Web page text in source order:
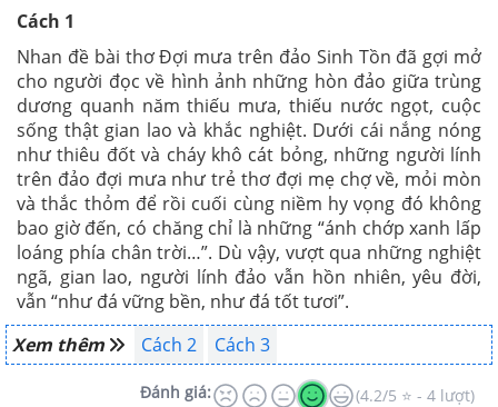
Cách 1
Nhan đề bài thơ Đợi mưa trên đảo Sinh Tồn đã gợi mở
cho người đọc về hình ảnh những hòn đảo giữa trùng
dương quanh năm thiếu mưa, thiếu nước ngọt, cuộc
sống thật gian lao và khắc nghiệt. Dưới cái nắng nóng
như thiêu đốt và cháy khô cát bỏng, những người lính
trên đảo đợi mưa như trẻ thơ đợi mẹ chợ về, mỏi mòn
và thắc thỏm để rồi cuối cùng niềm hy vọng đó không
bao giờ đến, có chăng chỉ là những “ánh chớp xanh lấp
loáng phía chân trời…”. Dù vậy, vượt qua những nghiệt
ngã, gian lao, người lính đảo vẫn hồn nhiên, yêu đời,
vẫn “như đá vững bền, như đá tốt tươi”.
Xem thêm
Cách 2 Cách 3
Đánh giá: (4.2/5 ⭐ - 4 lượt)